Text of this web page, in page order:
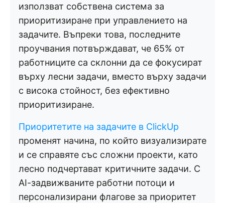
използват собствена система за
приоритизиране при управлението на
задачите. Въпреки това, последните
проучвания потвърждават, че 65% от
работниците са склонни да се фокусират
върху лесни задачи, вместо върху задачи
с висока стойност, без ефективно
приоритизиране.
Приоритетите на задачите в ClickUp
променят начина, по който визуализирате
и се справяте със сложни проекти, като
лесно подчертават критичните задачи. С
AI-задвижваните работни потоци и
персонализирани флагове за приоритет